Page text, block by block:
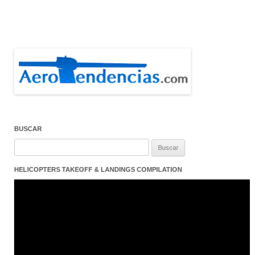
BUSCAR
HELICOPTERS TAKEOFF & LANDINGS COMPILATION